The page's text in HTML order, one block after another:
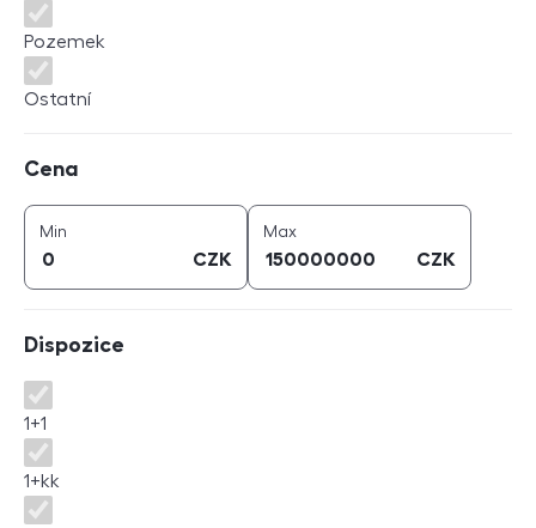
Pozemek
Ostatní
Cena
Min
CZK
Maxcena (
CZK
Dispozice
Dispozice
1+1
1+kk